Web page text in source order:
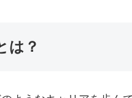
は？